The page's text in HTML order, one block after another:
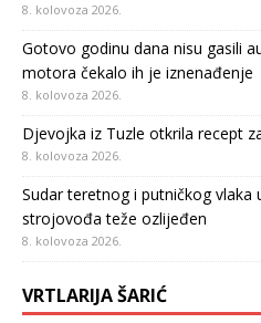
8. kolovoza 2026.
Gotovo godinu dana nisu gasili
motora čekalo ih je iznenađenje
8. kolovoza 2026.
Djevojka iz Tuzle otkrila recept
8. kolovoza 2026.
Sudar teretnog i putničkog vlaka
strojovođa teže ozlijeđen
8. kolovoza 2026.
VRTLARIJA ŠARIĆ